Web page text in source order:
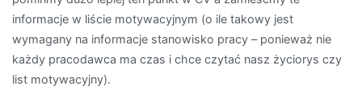
informacje w liście motywacyjnym (o ile takowy jest
wymagany na informacje stanowisko pracy – ponieważ nie
każdy pracodawca ma czas i chce czytać nasz życiorys czy
list motywacyjny).